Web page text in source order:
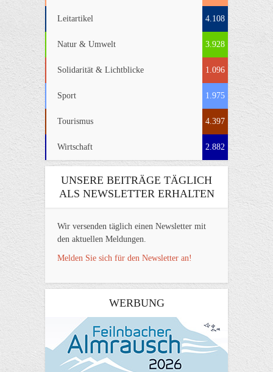
Leitartikel 4.108
Natur & Umwelt 3.928
Solidarität & Lichtblicke 1.096
Sport 1.975
Tourismus 4.397
Wirtschaft 2.882
UNSERE BEITRÄGE TÄGLICH
ALS NEWSLETTER ERHALTEN
Wir versenden täglich einen Newsletter mit
den aktuellen Meldungen.
Melden Sie sich für den Newsletter an!
WERBUNG